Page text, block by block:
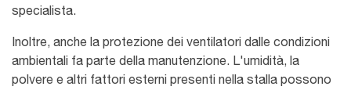
specialista.
Inoltre, anche la protezione dei ventilatori dalle condizioni
ambientali fa parte della manutenzione. L'umidità, la
polvere e altri fattori esterni presenti nella stalla possono